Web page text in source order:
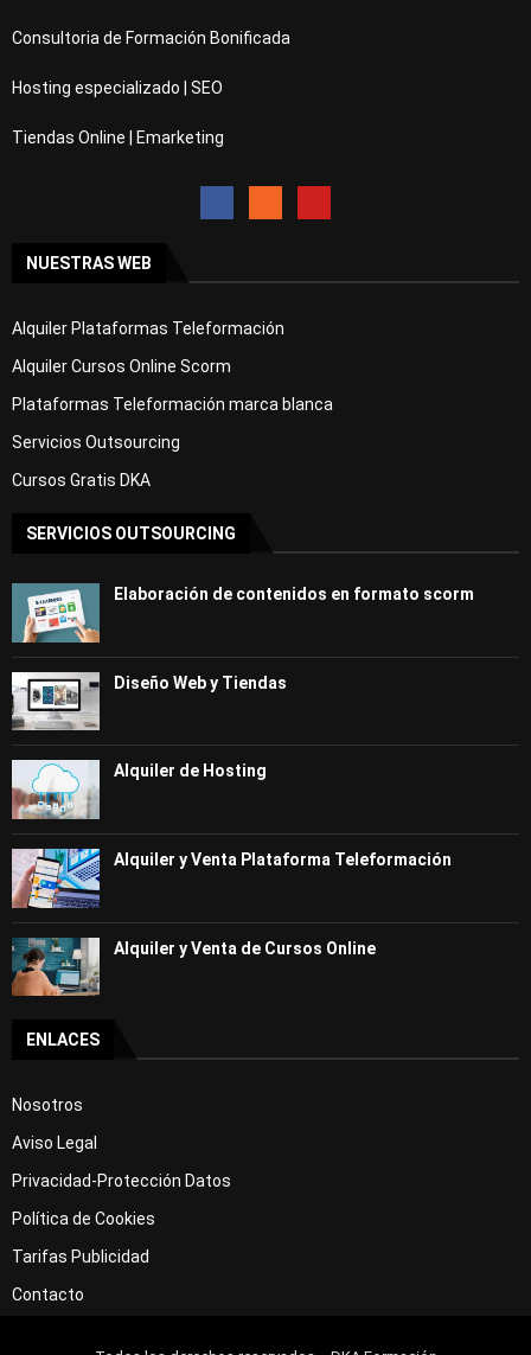
Consultoria de Formación Bonificada
Hosting especializado | SEO
Tiendas Online | Emarketing
NUESTRAS WEB
Alquiler Plataformas Teleformación
Alquiler Cursos Online Scorm
Plataformas Teleformación marca blanca
Servicios Outsourcing
Cursos Gratis DKA
SERVICIOS OUTSOURCING
Elaboración de contenidos en formato scorm
Diseño Web y Tiendas
Alquiler de Hosting
Alquiler y Venta Plataforma Teleformación
Alquiler y Venta de Cursos Online
ENLACES
Nosotros
Aviso Legal
Privacidad-Protección Datos
Política de Cookies
Tarifas Publicidad
Contacto